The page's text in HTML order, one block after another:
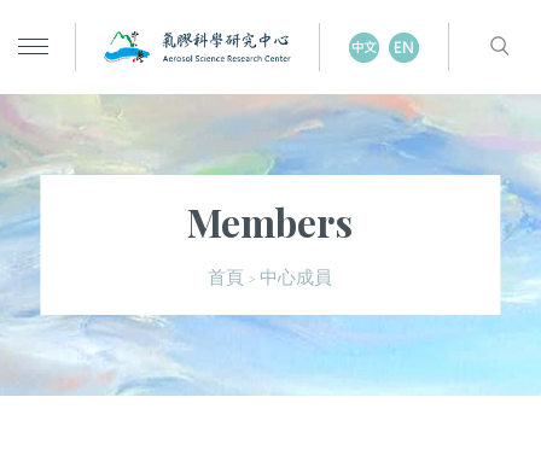
Members
首頁 > 中心成員